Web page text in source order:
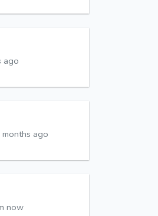
ago
months ago
now